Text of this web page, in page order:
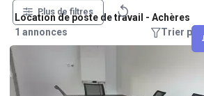
Plus de filtres
Location de poste de travail - Achères
1 annonces
Trier par